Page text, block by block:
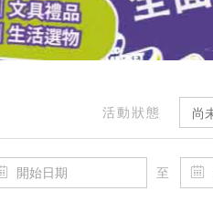
活動狀態 尚
至